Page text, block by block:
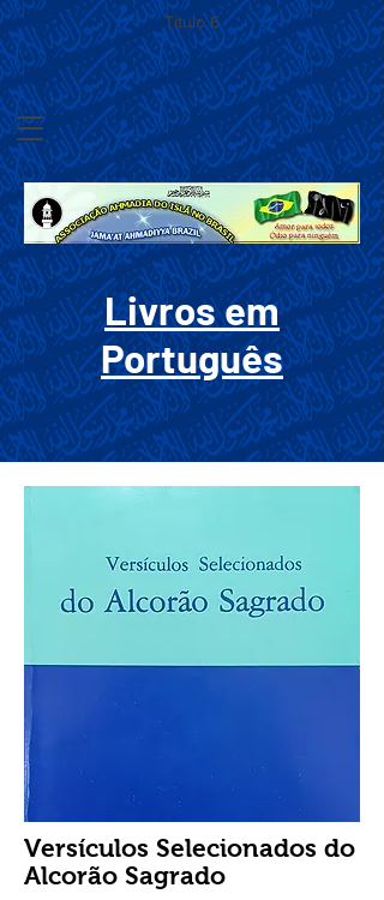
Título 6
Livros em
Português
Versículos Selecionados do
Alcorão Sagrado